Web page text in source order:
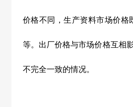
价格不同，生产资料市场价格
等。出厂价格与市场价格互相
不完全一致的情况。